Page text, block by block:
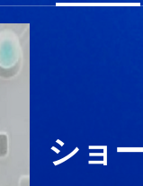
ショ
のづくり」への想い
管理責任体制
い合わせ